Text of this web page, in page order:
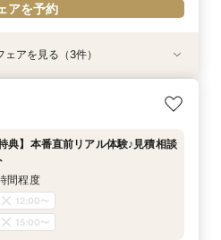
アを予約
トとの結婚式≫ペットも安心まる
15:00〜
アを予約
希望の方】都心で叶う海外ウエ
試食
15:00〜
アを予約
◎「即決なし」アップ額が少ない
付
15:00〜
アを予約
アを見る（3件）
典】本番直前リアル体験♪見積相談
間程度
12:00〜
15:00〜